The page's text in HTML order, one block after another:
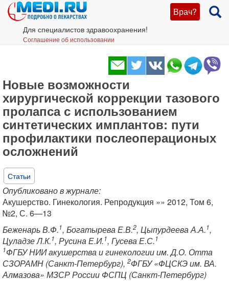
Врач?
Для специалистов здравоохранения!
Соглашение об использовании
Новые возможности
хирургической коррекции тазового
пролапса с использованием
синтетических имплантов: пути
профилактики послеоперационых
осложнений
Статьи
Опубликовано в журнале:
Акушерство. Гинекология. Репродукция »» 2012, Том 6,
№2, С. 6—13
Беженарь В.Ф.1, Богатырева Е.В.2, Цыпурдеева А.А.1,
Цуладзе Л.К.1, Русина Е.И.1, Гусева Е.С.1
1ФГБУ НИИ акушерства и гинекологии им. Д.О. Отта
СЗОРАМН (Санкт-Петербург), 2ФГБУ «ФЦСКЭ им. ВА.
Алмазова» МЗСР России ФСПЦ (Санкт-Петербург)